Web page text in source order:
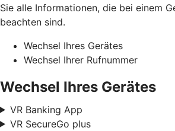
Sie alle Informationen, die bei einem
beachten sind.
Wechsel Ihres Gerätes
Wechsel Ihrer Rufnummer
Wechsel Ihres Gerätes
VR Banking App
VR SecureGo plus